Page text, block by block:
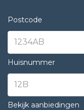
Postcode
Huisnummer
Bekijk aanbiedingen